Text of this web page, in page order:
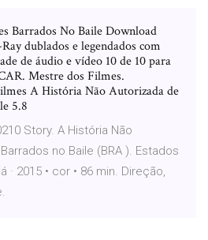
Barrados No Baile Download
dublados e legendados com
de áudio e vídeo 10 de 10 para
Mestre dos Filmes.
A História Não Autorizada de
5.8
Story. A História Não
no Baile (BRA ). Estados
· 2015 • cor • 86 min. Direção,